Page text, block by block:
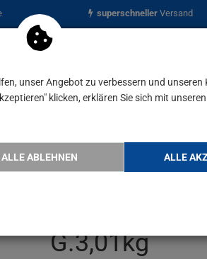
superschnellerVersand
Spann-W.250mm G.3,0…
PROMAT
T.150mm
G.3,01kg
unser Angebot zu verbessern und unseren
klicken, erklären Sie sich mit
ALLE ABLEHNEN ALLE